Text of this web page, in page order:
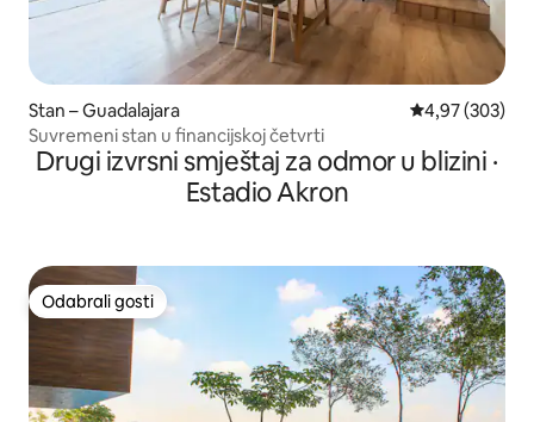
Stan – Guadalajara Prosječna
4,97 (303)
Suvremeni stan u financijskoj četvrti
Drugi izvrsni smještaj za odmor u blizini ·
Estadio Akron
Odabrali gosti
Odabrali gosti